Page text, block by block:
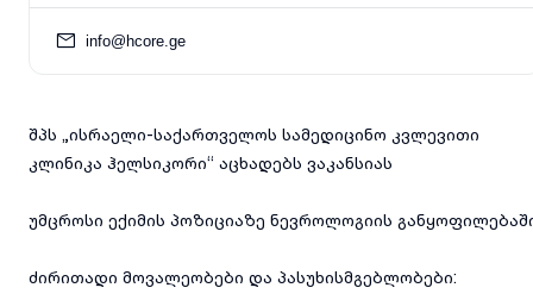
info@hcore.ge
შპს „ისრაელი-საქართველოს სამედიცინო კვლევითი
კლინიკა ჰელსიკორი“ აცხადებს ვაკანსიას
უმცროსი ექიმის პოზიციაზე ნევროლოგიის
ძირითადი მოვალეობები და პასუხისმგებლობები: